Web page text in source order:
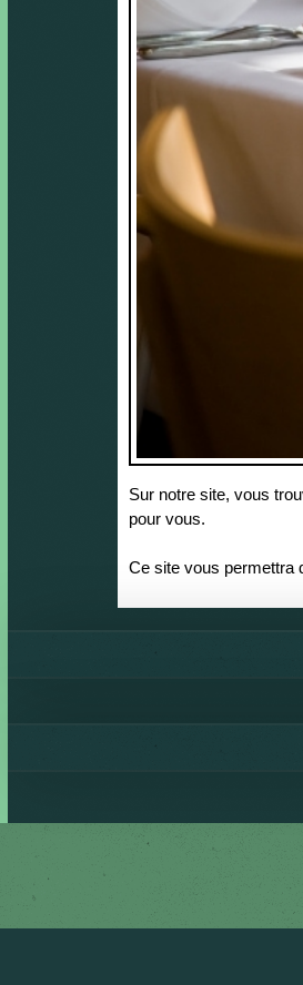
Sur notre site, vous
pour vous.
Ce site vous permettra